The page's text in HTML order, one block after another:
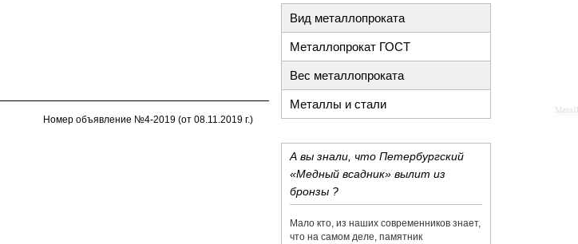
Номер объявление №4-2019 (от 08.11.2019 г.)
Вид металлопроката
Металлопрокат ГОСТ
Вес металлопроката
Металлы и стали
А вы знали, что Петербургский
«Медный всадник» вылит из
бронзы ?
Мало кто, из наших современников знает,
что на самом деле, памятник